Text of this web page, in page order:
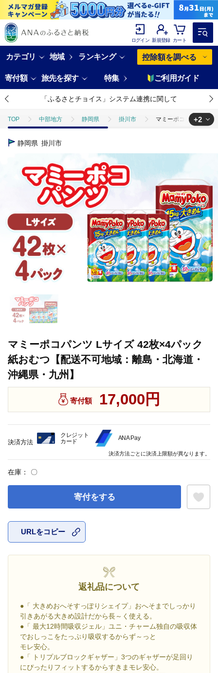
ログイン 新規登録 カート
カテゴリ 地域 ランキング 控除額を調べる
寄付額 旅先を探す 特集 ご利用ガイド
「ふるさとチョイス」システム連携に関して
TOP 中部地方 静岡県 掛川市 マミーポコパンツ Lサ
TOP
ほかの雑貨・日用品
+2
静岡県 掛川市
マミーポコパンツ Lサイズ 42枚×4パック
紙おむつ【配送不可地域：離島・北海道・
沖縄県・九州】
寄付額 17,000円
在庫： 〇
寄付をする
URLをコピー
返礼品について
●「 大きめおへそすっぽりシェイプ」おへそまでしっかり
引きあがる大きめ設計だから長～く使える。
●「 最大12時間吸収ジェル」ユニ・チャーム独自の吸収体
でおしっこをたっぷり吸収するからず～っと
モレ安心。
●「 トリプルブロックギャザー」3つのギャザーが足回り
にぴったりフィットするからすきまモレ安心。
決済方法
クレジット
カード
ANA Pay
決済方法ごとに決済上限額が異なります。